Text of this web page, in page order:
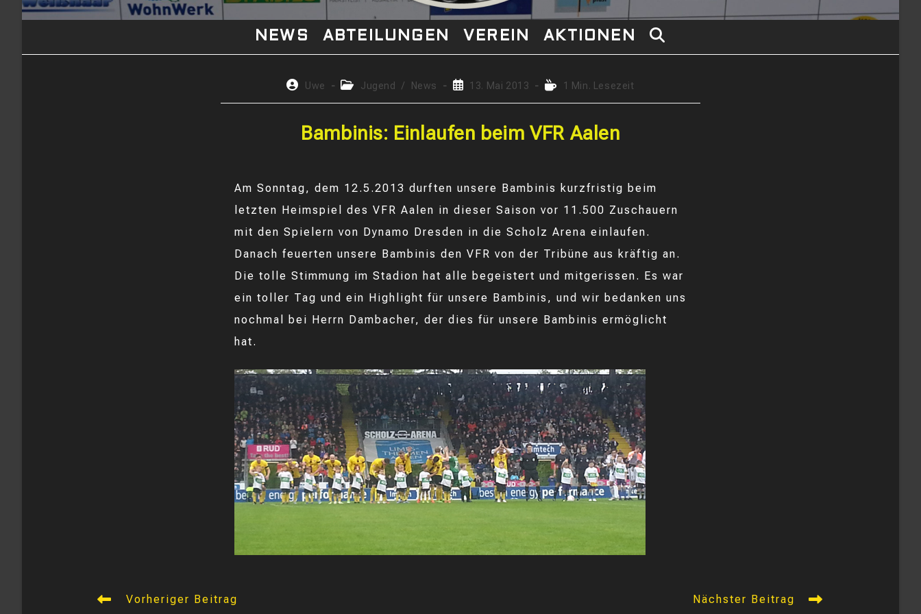
NEWS ABTEILUNGEN VEREIN AKTIONEN WEBSITE-
UMSCHALTEN
Beitrags-
Uwe
Beitrags-
Jugend / News
Beitrag13. Mai 2013 Lesedauer:
1 Min. Lesezeit
Bambinis: Einlaufen beim VFR Aalen
Am Sonntag, dem 12.5.2013 durften unsere Bambinis kurzfristig beim
letzten Heimspiel des VFR Aalen in dieser Saison vor 11.500 Zuschauern
mit den Spielern von Dynamo Dresden in die Scholz Arena einlaufen.
Danach feuerten unsere Bambinis den VFR von der Tribüne aus kräftig an.
Die tolle Stimmung im Stadion hat alle begeistert und mitgerissen. Es war
ein toller Tag und ein Highlight für unsere Bambinis, und wir bedanken uns
nochmal bei Herrn Dambacher, der dies für unsere Bambinis ermöglicht
hat.
WeitereVorheriger Beitrag Nächster Beitrag